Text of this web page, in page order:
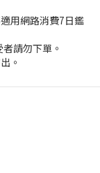
用網路消費7日鑑
請勿下單。
。